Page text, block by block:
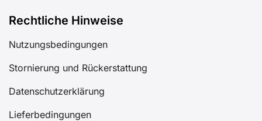
Rechtliche Hinweise
Nutzungsbedingungen
Stornierung und Rückerstattung
Datenschutzerklärung
Lieferbedingungen